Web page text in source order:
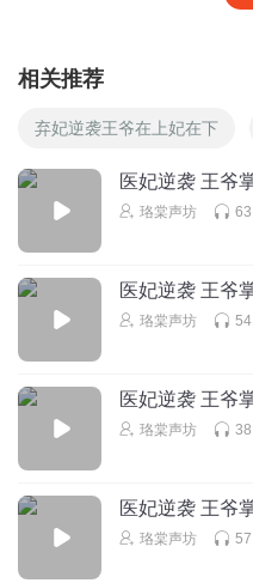
相关推荐
弃妃逆袭王爷在上妃在下
医妃逆袭 王爷
珞棠声坊 63
医妃逆袭 王爷
珞棠声坊 54
医妃逆袭 王爷
珞棠声坊 38
医妃逆袭 王爷
珞棠声坊 57